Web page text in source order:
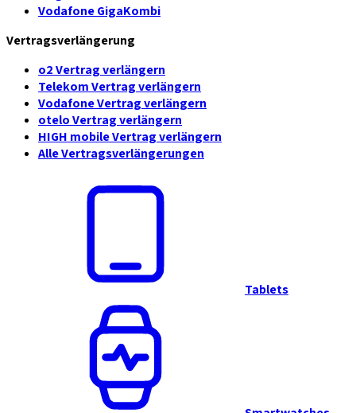
Vodafone GigaKombi
Vertragsverlängerung
o2 Vertrag verlängern
Telekom Vertrag verlängern
Vodafone Vertrag verlängern
otelo Vertrag verlängern
HIGH mobile Vertrag verlängern
Alle Vertragsverlängerungen
Tablets